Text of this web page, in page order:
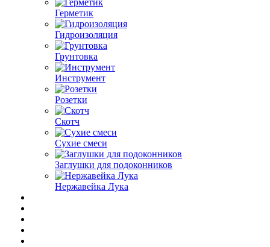
Герметик
Гидроизоляция
Грунтовка
Инструмент
Розетки
Скотч
Сухие смеси
Заглушки для подоконников
Нержавейка Лука